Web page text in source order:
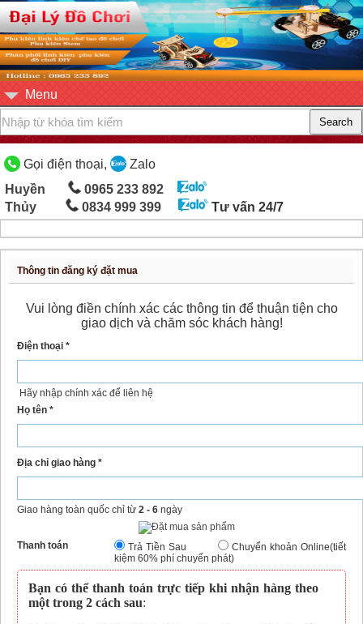
Menu
Gọi điện thoại,
Zalo
Huyền
0965 233 892
Thủy
0834 999 399 Tư vấn 24/7
Thông tin đăng ký đặt mua
Vui lòng điền chính xác các thông tin để thuận tiện cho
giao dịch và chăm sóc khách hàng!
Điện thoại *
Hãy nhập chính xác để liên hệ
Họ tên *
Địa chỉ giao hàng *
Giao hàng toàn quốc chỉ từ 2 - 6 ngày
Thanh toán Trả Tiền Sau
Chuyển khoản Online(tiết
kiệm 60% phí chuyển phát)
Bạn có thể thanh toán trực tiếp khi nhận hàng theo
một trong 2 cách sau: